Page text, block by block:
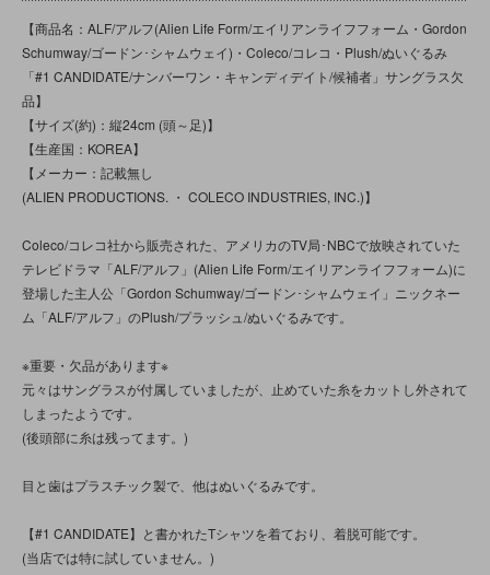
【商品名：ALF/アルフ(Alien Life Form/エイリアンライフフォーム・Gordon
Schumway/ゴードン･シャムウェイ)・Coleco/コレコ・Plush/ぬいぐるみ
「#1 CANDIDATE/ナンバーワン・キャンディデイト/候補者」サングラス欠
品】
【サイズ(約)：縦24cm (頭～足)】
【生産国：KOREA】
【メーカー：記載無し
(ALIEN PRODUCTIONS. ・ COLECO INDUSTRIES, INC.)】
Coleco/コレコ社から販売された、アメリカのTV局･NBCで放映されていた
テレビドラマ「ALF/アルフ」(Alien Life Form/エイリアンライフフォーム)に
登場した主人公「Gordon Schumway/ゴードン･シャムウェイ」ニックネー
ム「ALF/アルフ」のPlush/プラッシュ/ぬいぐるみです。
※重要・欠品があります※
元々はサングラスが付属していましたが、止めていた糸をカットし外されて
しまったようです。
(後頭部に糸は残ってます。)
目と歯はプラスチック製で、他はぬいぐるみです。
【#1 CANDIDATE】と書かれたTシャツを着ており、着脱可能です。
(当店では特に試していません。)